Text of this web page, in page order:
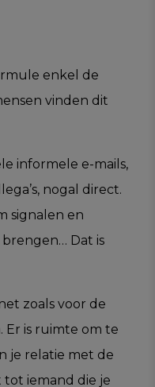
enkel de
vinden dit
informele e-mails,
nogal direct.
signalen en
Dat is
zoals voor de
Er is ruimte om te
je relatie met de
tot iemand die je